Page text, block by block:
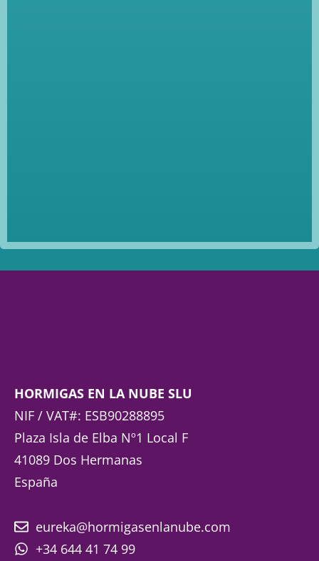
HORMIGAS EN LA NUBE SLU
NIF / VAT#: ESB90288895
Plaza Isla de Elba Nº1 Local F
41089 Dos Hermanas
España
eureka@hormigasenlanube.com
+34 644 41 74 99